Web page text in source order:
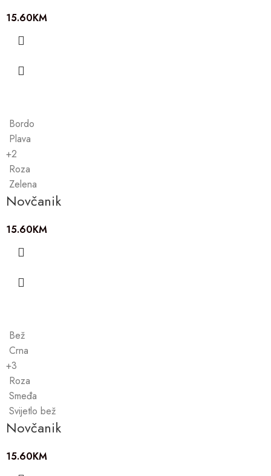
15.60KM
Bordo
Plava
+2
Roza
Zelena
Novčanik
15.60KM
Bež
Crna
+3
Roza
Smeđa
Svijetlo bež
Novčanik
15.60KM